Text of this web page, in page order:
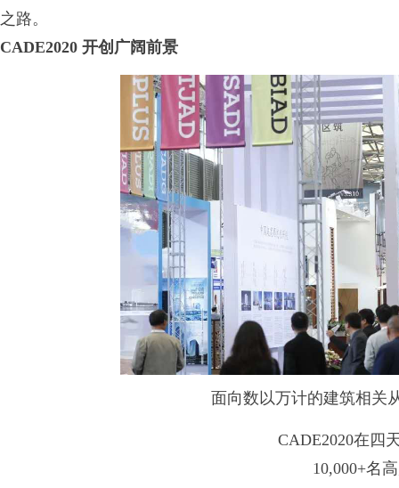
之路。
CADE2020 开创广阔前景
面向数以万计的建筑相关
CADE2020在四
10,000+名